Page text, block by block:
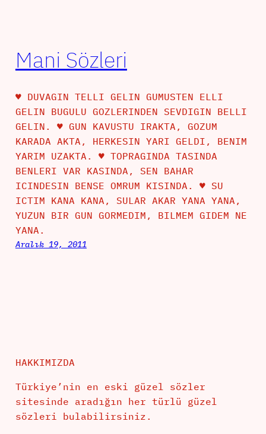
Mani Sözleri
♥ DUVAGIN TELLI GELIN GUMUSTEN ELLI
GELIN BUGULU GOZLERINDEN SEVDIGIN BELLI
GELIN. ♥ GUN KAVUSTU IRAKTA, GOZUM
KARADA AKTA, HERKESIN YARI GELDI, BENIM
YARIM UZAKTA. ♥ TOPRAGINDA TASINDA
BENLERI VAR KASINDA, SEN BAHAR
ICINDESIN BENSE OMRUM KISINDA. ♥ SU
ICTIM KANA KANA, SULAR AKAR YANA YANA,
YUZUN BIR GUN GORMEDIM, BILMEM GIDEM NE
YANA.
Aralık 19, 2011
HAKKIMIZDA
Türkiye’nin en eski güzel sözler
sitesinde aradığın her türlü güzel
sözleri bulabilirsiniz.